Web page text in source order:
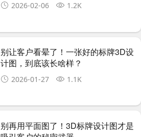
2026-02-06 1.2K
别让客户看晕了！一张好的标牌3D设
计图，到底该长啥样？
2026-01-27 1.1K
别再用平面图了！3D标牌设计图才是